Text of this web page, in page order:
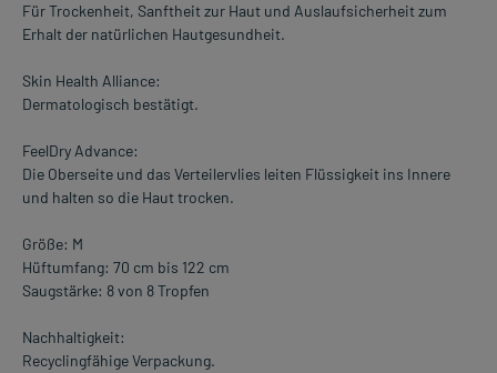
Für Trockenheit, Sanftheit zur Haut und Auslaufsicherheit zum
Erhalt der natürlichen Hautgesundheit.
Skin Health Alliance:
Dermatologisch bestätigt.
FeelDry Advance:
Die Oberseite und das Verteilervlies leiten Flüssigkeit ins Innere
und halten so die Haut trocken.
Größe: M
Hüftumfang: 70 cm bis 122 cm
Saugstärke: 8 von 8 Tropfen
Nachhaltigkeit:
Recyclingfähige Verpackung.